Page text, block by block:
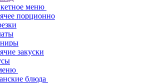
меню
порционно
закуски
блюда